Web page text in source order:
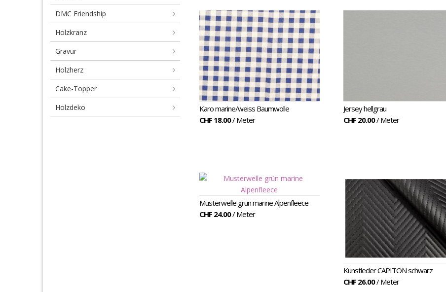
DMC Friendship
Holzkranz
Gravur
Holzherz
Cake-Topper
Holzdeko
Karo marine/weiss Baumwolle
CHF 18.00/ Meter
Jersey hellgrau
CHF 20.00/ Meter
Musterwelle grün marine Alpenfleece
CHF 24.00/ Meter
Kunstleder CAPITON schwarz
CHF 26.00/ Meter